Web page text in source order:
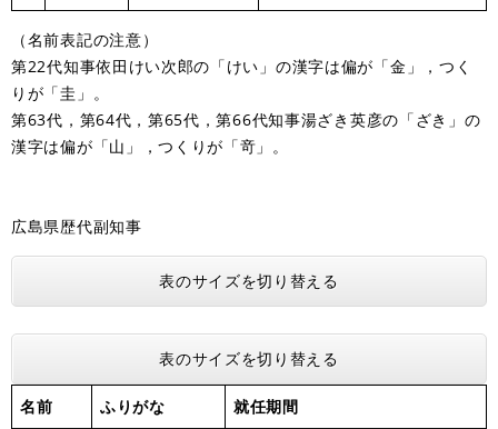
（名前表記の注意）
第22代知事依田けい次郎の「けい」の漢字は偏が「金」，つく
りが「圭」。
第63代，第64代，第65代，第66代知事湯ざき英彦の「ざき」の
漢字は偏が「山」，つくりが「竒」。
広島県歴代副知事
表のサイズを切り替える
表のサイズを切り替える
名前 ふりがな 就任期間